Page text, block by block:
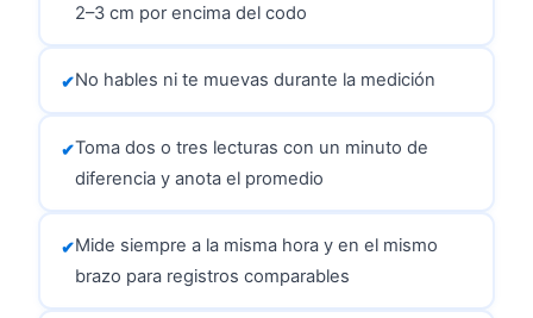
2–3 cm por encima del codo
No hables ni te muevas durante la medición
Toma dos o tres lecturas con un minuto de
diferencia y anota el promedio
Mide siempre a la misma hora y en el mismo
brazo para registros comparables